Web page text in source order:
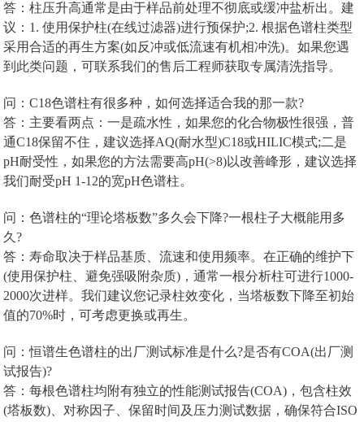
答：柱压升高通常是由于样品前处理不彻底或缓冲盐析出。建
议：1. 使用保护柱(在线过滤器)进行预保护;2. 根据色谱柱类型
采用合适的再生方案(如反冲或低流速有机相冲洗)。如果您遇
到此类问题，可联系我们的售后工程师获取专属清洗指导。
问：C18色谱柱有很多种，如何选择适合我的那一款?
答：主要看两点：一是疏水性，如果您的化合物极性很强，普
通C18保留不住，建议选择AQ(耐水型)C18或HILIC模式;二是
pH耐受性，如果您的方法需要高pH(>8)以改善峰形，建议选择
我们耐受pH 1-12的宽pH色谱柱。
问：色谱柱的“理论塔板数”多久会下降?一根柱子大概能用多
久?
答：寿命取决于样品基质、流速和使用频率。在正确的维护下
(使用保护柱、避免强吸附杂质)，通常一根分析柱可进行1000-
2000次进样。我们建议您记录柱效变化，当塔板数下降至初始
值的70%时，可考虑更换或再生。
问：恒谱生色谱柱的出厂测试标准是什么?是否有COA(出厂测
试报告)?
答：每根色谱柱均附有独立的性能测试报告(COA)，包含柱效
(塔板数)、对称因子、保留时间及压力测试数据，确保符合ISO